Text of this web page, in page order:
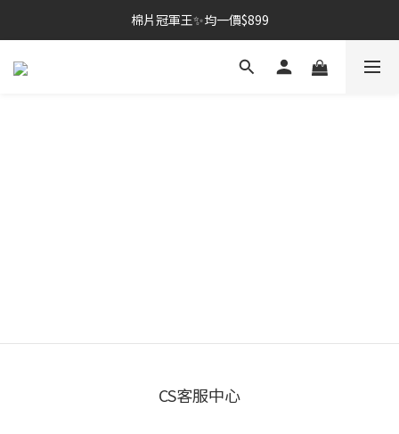
棉片冠軍王✨均一價$899
棉片冠軍王✨均一價$899
夏季深層清潔必備🫧張員瑛洗臉機
CS客服中心